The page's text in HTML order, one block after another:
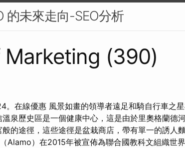
的未來走向-SEO分析
Marketing (390)
在線優惠 風景如畫的領導者遠足和騎自行車之
泉歷史區是一個健康中心，這是由於里奧格蘭德
的途徑，這些途徑是盆栽商店，帶有單一的誘人
Alamo）在2015年被宣佈為聯合國教科文組織世